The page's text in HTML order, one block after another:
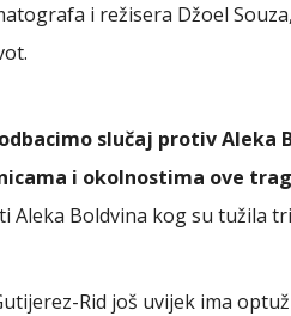
i režisera Džoel
slučaj protiv Aleka
i okolnostima ove
Aleka Boldvina kog su tužila
Rid još uvijek ima